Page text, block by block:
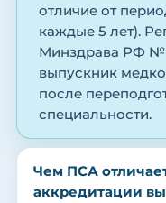
отличие от
каждые 5 лет).
Минздрава РФ №
выпускник
после
специальности.
Чем ПСА
аккредитации